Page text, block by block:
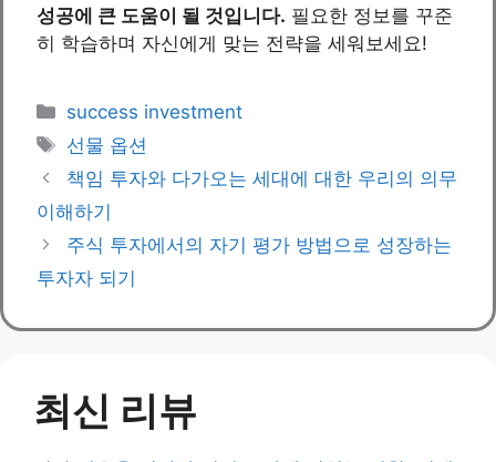
성공에 큰 도움이 될 것입니다. 필요한 정보를 꾸준
히 학습하며 자신에게 맞는 전략을 세워보세요!
Categories
success investment
Tags
선물 옵션
책임 투자와 다가오는 세대에 대한 우리의 의무
이해하기
주식 투자에서의 자기 평가 방법으로 성장하는
투자자 되기
최신 리뷰